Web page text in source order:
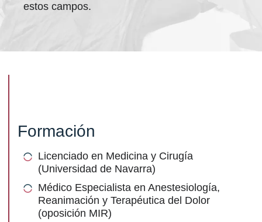
estos campos.
Formación
Licenciado en Medicina y Cirugía
(Universidad de Navarra)
Médico Especialista en Anestesiología,
Reanimación y Terapéutica del Dolor
(oposición MIR)